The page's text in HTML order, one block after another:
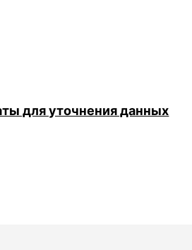
для уточнения данных